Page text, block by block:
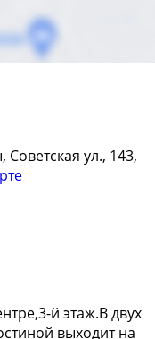
ул., 143,
й этаж.B двух
выходит на